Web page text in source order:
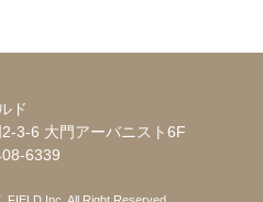
ド
3-6 大門アーバニスト6F
6339